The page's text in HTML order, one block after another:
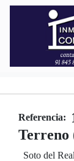
Referencia:
Terreno
Soto del